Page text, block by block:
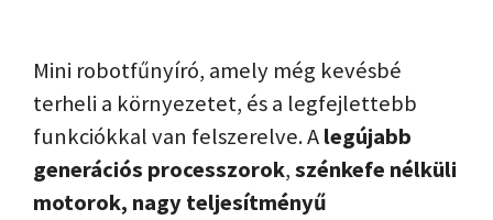
Mini robotfűnyíró, amely még kevésbé
terheli a környezetet, és a legfejlettebb
funkciókkal van felszerelve. Alegújabb
generációs processzorok,szénkefe nélküli
motorok, nagy teljesítményű